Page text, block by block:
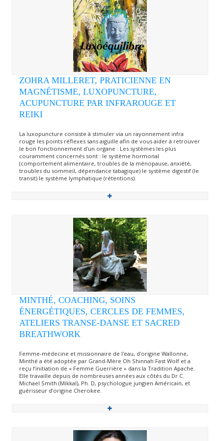
ZOHRA MILLERET, PRATICIENNE EN
MAGNÉTISME, LUXOPUNCTURE,
ACUPUNCTURE PAR INFRAROUGE ET
REIKI
La luxopuncture consiste à stimuler via un rayonnement infra
rouge les points réflexes sans aiguille afin de vous aider à retrouver
le bon fonctionnement d'un organe : Les systèmes les plus
couramment concernés sont : le système hormonal
(comportement alimentaire, troubles de la ménopause, anxiété,
troubles du sommeil, dépendance tabagique) le système digestif (le
transit) le système lymphatique (rétentions).
MINTHÉ, COACHING, SOINS
ÉNERGÉTIQUES, CERCLES DE FEMMES,
ATELIERS TRANSE-DANSE ET SACRED
BREATHWORK
Femme-médecine et missionnaire de l'eau, d'origine Wallonne,
Minthé a été adoptée par Grand-Mère Oh Shinnah Fast Wolf et a
reçu l’initiation de « Femme Guerrière » dans la Tradition Apache.
Elle travaille depuis de nombreuses années aux côtés du Dr C.
Michael Smith (Mikkal), Ph. D, psychologue jungien Américain, et
guérisseur d’origine Cherokee.